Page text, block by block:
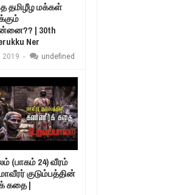
தமிழீழ மக்கள்
| 30th
Ner
2019 - undefined
(பாகம் 24) வீரம்
குடும்பத்தின்
கதை |